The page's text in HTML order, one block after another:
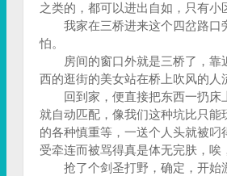
之类的，都可以进出自如，只有小
我家在三桥进来这个四岔路口
怕。
房间的窗口外就是三桥了，靠
西的逛街的美女站在桥上吹风的人
回到家，便直接把东西一扔床上
就自动匹配，像我们这种坑比只
的各种慎重等，一送个人头就被
受牵连而被骂得真是体无完肤，唉
抢了个剑圣打野，确定，开始